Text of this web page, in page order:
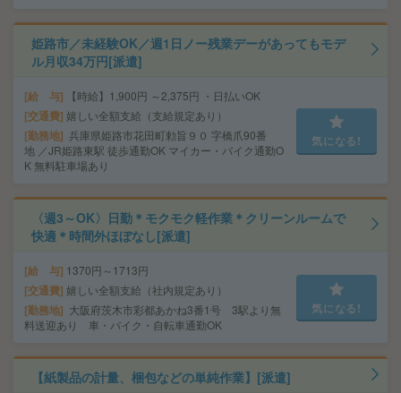
姫路市／未経験OK／週1日ノー残業デーがあってもモデ
ル月収34万円[派遣]
給 与 【時給】1,900円 ～2,375円 ・日払いOK
交通費 嬉しい全額支給（支給規定あり）
勤務地 兵庫県姫路市花田町勅旨９０ 字橋爪90番
地 ／JR姫路東駅 徒歩通勤OK マイカー・バイク通勤O
K 無料駐車場あり
気になる!
〈週3～OK〉日勤＊モクモク軽作業＊クリーンルームで
快適＊時間外ほぼなし[派遣]
給 与 1370円～1713円
交通費 嬉しい全額支給（社内規定あり）
勤務地
大阪府茨木市彩都あかね3番1号 3駅より無
料送迎あり 車・バイク・自転車通勤OK
気になる!
【紙製品の計量、梱包などの単純作業】[派遣]